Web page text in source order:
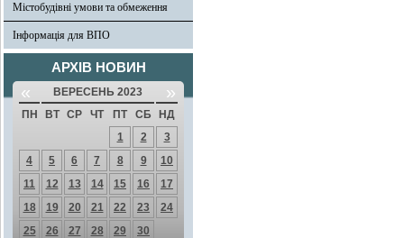
Містобудівні умови та обмеження
Інформація для ВПО
АРХІВ НОВИН
« ВЕРЕСЕНЬ 2023 »
ПН ВТ СР ЧТ ПТ СБ
НД
1
2
3
4
5 6 7 8 9
10
11
12 13 14 15 16
17
18
19 20 21 22 23
24
25
26 27 28 29 30